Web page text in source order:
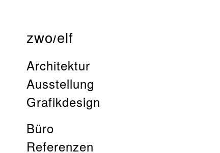
zwo/elf
Architektur
Ausstellung
Grafikdesign
Büro
Referenzen